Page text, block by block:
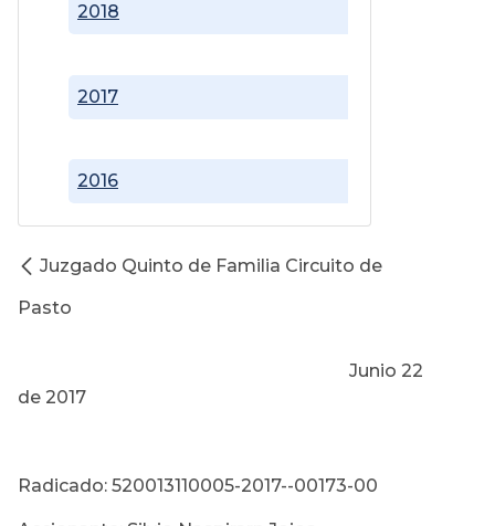
2016
2017
2018
Juzgado Quinto de Familia Circuito de
Pasto
Junio 22
de 2017
Radicado: 520013110005-2017--00173-00